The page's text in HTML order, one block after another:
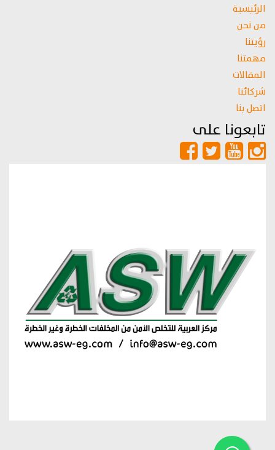
الرئيسية
من نحن
رؤيتنا
مهمتنا
المقالات
شركائنا
اتصل بنا
تابعونا على